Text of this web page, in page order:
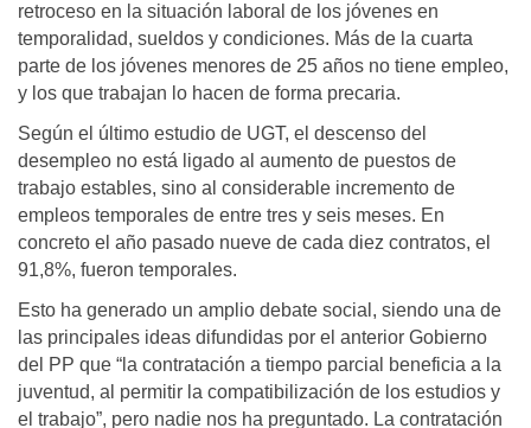
retroceso en la situación laboral de los jóvenes en
temporalidad, sueldos y condiciones. Más de la cuarta
parte de los jóvenes menores de 25 años no tiene empleo,
y los que trabajan lo hacen de forma precaria.
Según el último estudio de UGT, el descenso del
desempleo no está ligado al aumento de puestos de
trabajo estables, sino al considerable incremento de
empleos temporales de entre tres y seis meses. En
concreto el año pasado nueve de cada diez contratos, el
91,8%, fueron temporales.
Esto ha generado un amplio debate social, siendo una de
las principales ideas difundidas por el anterior Gobierno
del PP que “la contratación a tiempo parcial beneficia a la
juventud, al permitir la compatibilización de los estudios y
el trabajo”, pero nadie nos ha preguntado. La contratación